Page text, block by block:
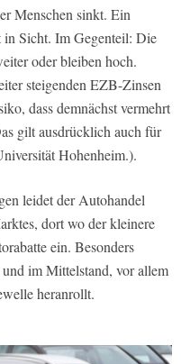
Menschen sinkt. Ein
Sicht. Im Gegenteil: Die
oder bleiben hoch.
steigenden EZB-Zinsen
dass demnächst vermehrt
gilt ausdrücklich auch für
Hohenheim.).
leidet der Autohandel
dort wo der kleinere
ein. Besonders
im Mittelstand, vor allem
heranrollt.